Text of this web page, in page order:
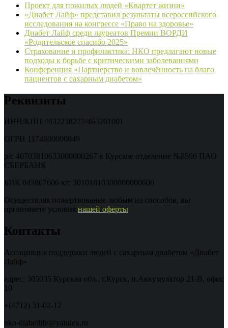
Проект для пожилых людей «Квартет жизни»
«Диабет Лайф» представил результаты всероссийского
исследования на конгрессе «Право на здоровье»
Диабет Лайф среди лауреатов Премии ВОРДИ
«Родительское спасибо 2025»
Страхование и профилактика: НКО предлагают новые
подходы к борьбе с критическими заболеваниями
Конференция «Партнерство и вовлечённость на благо
пациентов с сахарным диабетом»
Реквизиты
ИНН/КПП 4632238277/463201001
ОГРН 1174600000849
р/с 40703810633000000267 в Курское отделение №8596 ПАО
СБЕРБАНК
БИК 043807606 к/с 30101810300000000606
Осуществляя пожертвование любым из способов, вы
принимаете условия нашей оферты
Контакты
Ассоциация поддержки людей с сахарным диабетом «Диабет
Лайф»
адрес: 305035 Курская обл., г.Курск, п.Аккумулятор 21-В, офис
10
+(4712) 31-02-12
nko-diabetlife@yandex.ru